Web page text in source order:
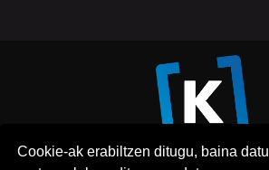
Cookie-ak erabiltzen ditugu, baina datu